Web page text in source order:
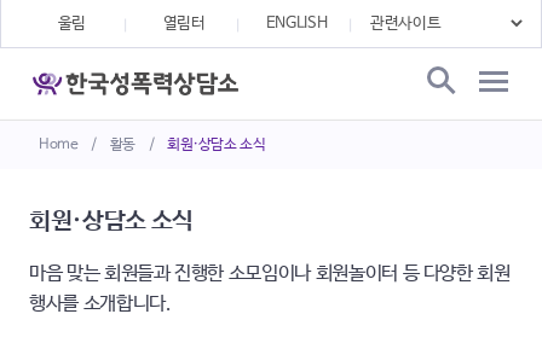
Home / 활동 / 회원·상담소 소식
울림 열림터 ENGLISH
회원·상담소 소식
마음 맞는 회원들과 진행한 소모임이나 회원놀이터 등 다양한 회원
행사를 소개합니다.